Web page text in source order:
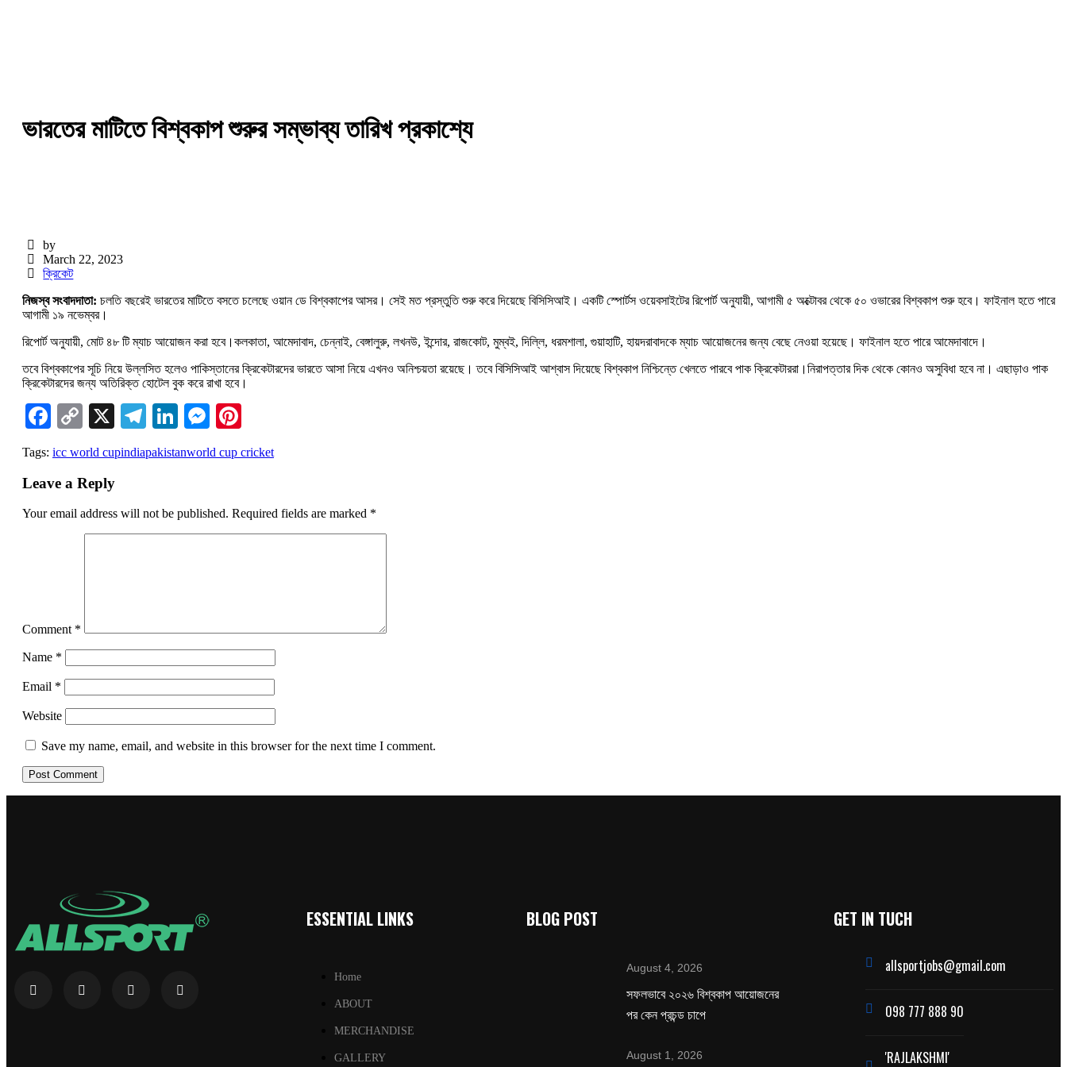
ভারতের মাটিতে বিশ্বকাপ শুরুর সম্ভাব্য তারিখ প্রকাশ্যে
by
March 22, 2023
ক্রিকেট
নিজস্ব সংবাদদাতা: চলতি বছরেই ভারতের মাটিতে বসতে চলেছে ওয়ান ডে বিশ্বকাপের আসর। সেই মত প্রস্তুতি শুরু করে দিয়েছে বিসিসিআই। একটি স্পোর্টস ওয়েবসাইটের রিপোর্ট অনুযায়ী, আগামী ৫ অক্টোবর থেকে ৫০ ওভারের বিশ্বকাপ শুরু হবে। ফাইনাল হতে পারে
আগামী ১৯ নভেম্বর।
রিপোর্ট অনুযায়ী, মোট ৪৮ টি ম্যাচ আয়োজন করা হবে।কলকাতা, আমেদাবাদ, চেন্নাই, বেঙ্গালুরু, লখনউ, ইন্দোর, রাজকোট, মুম্বই, দিল্লি, ধরমশালা, গুয়াহাটি, হায়দরাবাদকে ম্যাচ আয়োজনের জন্য বেছে নেওয়া হয়েছে। ফাইনাল হতে পারে আমেদাবাদে।
তবে বিশ্বকাপের সূচি নিয়ে উল্লসিত হলেও পাকিস্তানের ক্রিকেটারদের ভারতে আসা নিয়ে এখনও অনিশ্চয়তা রয়েছে। তবে বিসিসিআই আশ্বাস দিয়েছে বিশ্বকাপ নিশ্চিন্তে খেলতে পারবে পাক ক্রিকেটাররা।নিরাপত্তার দিক থেকে কোনও অসুবিধা হবে না। এছাড়াও পাক
ক্রিকেটারদের জন্য অতিরিক্ত হোটেল বুক করে রাখা হবে।
Facebook
Copy
Link
X Telegram
LinkedIn
Messenger
Tags: icc world cupindiapakistanworld cup cricket
Leave a Reply
Your email address will not be published. Required fields are marked *
Comment *
Name *
Email *
Website
Save my name, email, and website in this browser for the next time I comment.
ESSENTIAL LINKS
Home
ABOUT
MERCHANDISE
GALLERY
BLOG POST
August 4, 2026
সফলভাবে ২০২৬ বিশ্বকাপ আয়োজনের
পর কেন প্রচন্ড চাপে
August 1, 2026
GET IN TUCH
allsportjobs@gmail.com
098 777 888 90
'RAJLAKSHMI'